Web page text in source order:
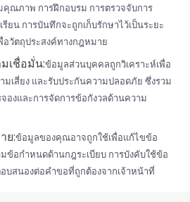
ณภาพ การฝึกอบรม การตรวจจับการ
ยน การบันทึกจะถูกเก็บรักษาไว้เป็นระยะ
อวัตถุประสงค์ทางกฎหมาย
เชื่อมั่น:ข้อมูลส่วนบุคคลถูกวิเคราะห์เพื่อ
มเสี่ยง และรับประกันความปลอดภัย ซึ่งรวม
องและการจัดการข้อกังวลด้านความ
ย:ข้อมูลของคุณอาจถูกใช้เพื่อแก้ไขข้อ
อกำหนดด้านกฎระเบียบ การบังคับใช้ข้อ
บสนองต่อคำขอที่ถูกต้องจากเจ้าหน้าที่